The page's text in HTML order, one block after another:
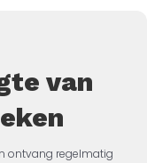
van
ontvang regelmatig